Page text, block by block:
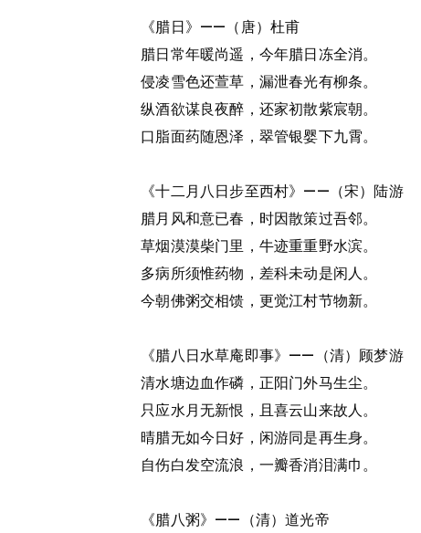
《腊日》——（唐）杜甫
腊日常年暖尚遥，今年腊日冻全消。
侵凌雪色还萱草，漏泄春光有柳条。
纵酒欲谋良夜醉，还家初散紫宸朝。
口脂面药随恩泽，翠管银婴下九霄。
《十二月八日步至西村》——（宋）陆游
腊月风和意已春，时因散策过吾邻。
草烟漠漠柴门里，牛迹重重野水滨。
多病所须惟药物，差科未动是闲人。
今朝佛粥交相馈，更觉江村节物新。
《腊八日水草庵即事》——（清）顾梦游
清水塘边血作磷，正阳门外马生尘。
只应水月无新恨，且喜云山来故人。
晴腊无如今日好，闲游同是再生身。
自伤白发空流浪，一瓣香消泪满巾。
《腊八粥》——（清）道光帝